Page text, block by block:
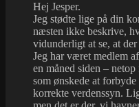
Hej Jesper.
Jeg stødte lige på din
næsten ikke beskrive,
vidunderligt at se, at
Jeg har været medlem
en måned siden –
som ønskede at
korrekte verdenssyn.